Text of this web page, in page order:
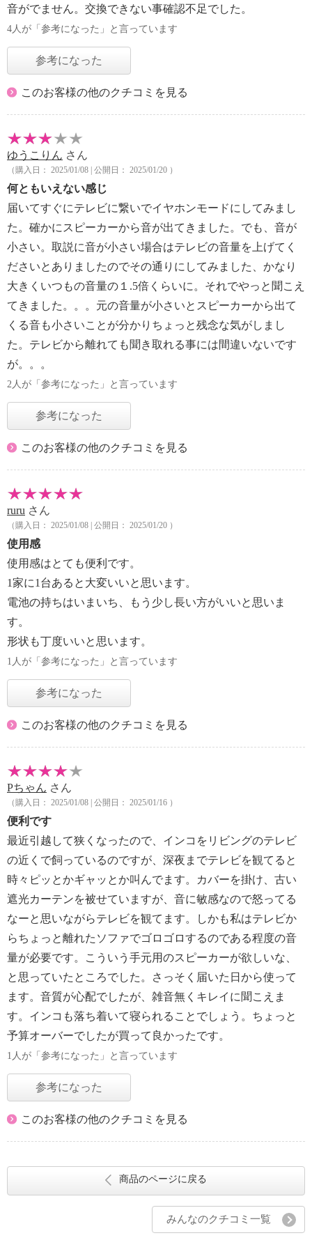
音がでません。交換できない事確認不足でした。
4人が「参考になった」と言っています
参考になった
このお客様の他のクチコミを見る
ゆうこりん さん
（購入日： 2025/01/08 | 公開日： 2025/01/20 ）
何ともいえない感じ
届いてすぐにテレビに繋いでイヤホンモードにしてみまし
た。確かにスピーカーから音が出てきました。でも、音が
小さい。取説に音が小さい場合はテレビの音量を上げてく
ださいとありましたのでその通りにしてみました、かなり
大きくいつもの音量の１.5倍くらいに。それでやっと聞こえ
てきました。。。元の音量が小さいとスピーカーから出て
くる音も小さいことが分かりちょっと残念な気がしまし
た。テレビから離れても聞き取れる事には間違いないです
が。。。
2人が「参考になった」と言っています
参考になった
このお客様の他のクチコミを見る
ruru さん
（購入日： 2025/01/08 | 公開日： 2025/01/20 ）
使用感
使用感はとても便利です。
1家に1台あると大変いいと思います。
電池の持ちはいまいち、もう少し長い方がいいと思いま
す。
形状も丁度いいと思います。
1人が「参考になった」と言っています
参考になった
このお客様の他のクチコミを見る
Pちゃん さん
（購入日： 2025/01/08 | 公開日： 2025/01/16 ）
便利です
最近引越して狭くなったので、インコをリビングのテレビ
の近くで飼っているのですが、深夜までテレビを観てると
時々ピッとかギャッとか叫んでます。カバーを掛け、古い
遮光カーテンを被せていますが、音に敏感なので怒ってる
なーと思いながらテレビを観てます。しかも私はテレビか
らちょっと離れたソファでゴロゴロするのである程度の音
量が必要です。こういう手元用のスピーカーが欲しいな、
と思っていたところでした。さっそく届いた日から使って
ます。音質が心配でしたが、雑音無くキレイに聞こえま
す。インコも落ち着いて寝られることでしょう。ちょっと
予算オーバーでしたが買って良かったです。
1人が「参考になった」と言っています
参考になった
このお客様の他のクチコミを見る
商品のページに戻る
みんなのクチコミ一覧